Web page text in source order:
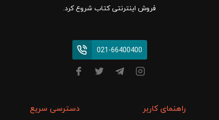
فروش اینترنتی کتاب شروع کرد.
021-66400400
راهنمای کاربر دسترسی سریع